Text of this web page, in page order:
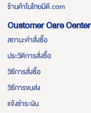
ร้านค้าในไทยมีดี.com
Customer Care Center
สถานะคำสั่งซื้อ
ประวัติการสั่งซื้อ
วิธีการสั่งซื้อ
วิธีการขนส่ง
แจ้งชำระเงิน